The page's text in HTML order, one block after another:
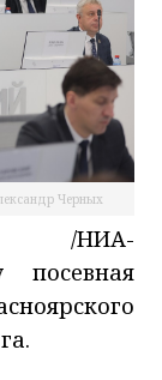
Черных
/НИА-